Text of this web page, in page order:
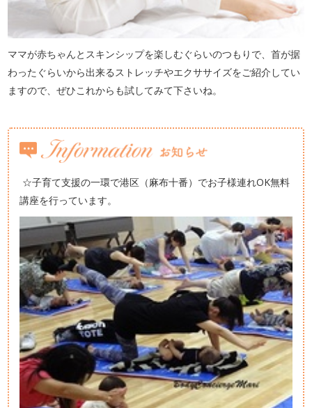
ママが赤ちゃんとスキンシップを楽しむぐらいのつもりで、首が据
わったぐらいから出来るストレッチやエクササイズをご紹介してい
ますので、ぜひこれからも試してみて下さいね。
☆子育て支援の一環で港区（麻布十番）でお子様連れOK無料
講座を行っています。